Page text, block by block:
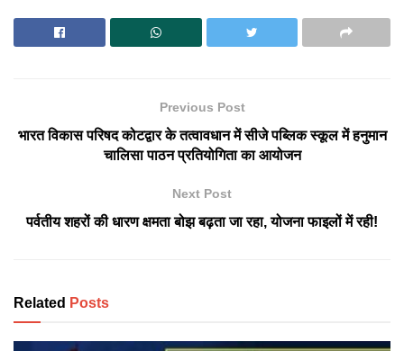
Previous Post
भारत विकास परिषद कोटद्वार के तत्वावधान में सीजे पब्लिक स्कूल में हनुमान
चालिसा पाठन प्रतियोगिता का आयोजन
Next Post
पर्वतीय शहरों की धारण क्षमता बोझ बढ़ता जा रहा, योजना फाइलों में रही!
Related Posts